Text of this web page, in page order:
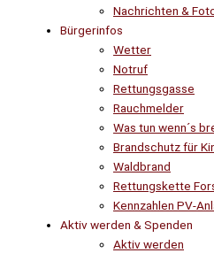
Nachrichten &
Bürgerinfos
Wetter
Notruf
Rettungsgasse
Rauchmelder
Was tun wenn´s
Brandschutz für
Waldbrand
Rettungskette
Kennzahlen PV-
Aktiv werden & Spenden
Aktiv werden